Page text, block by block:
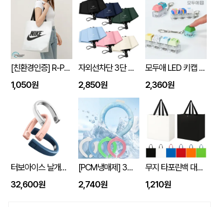
[친환경인증] R-PET 고밀도 리유저블백 (검정내피/170g)(S~XL)
1,050원
자외선차단 3단 자동 암막 양우산
2,850원
모두애 LED 키캡 키링 굿즈
2,360원
터보아이스 날개없는 넥쿨러 4000mAh
32,600원
[PCM냉매제] 3세대 넥쿨러 쿨넥밴드
2,740원
무지 타포린백 대형 (42x40x23) 타포린가방 시장가방 보조가방 // 인쇄제작가능
1,210원